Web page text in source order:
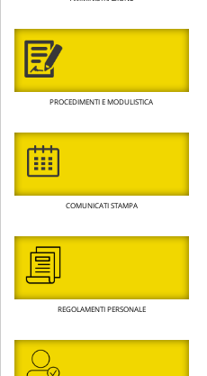
PROCEDIMENTI E MODULISTICA
COMUNICATI STAMPA
REGOLAMENTI PERSONALE